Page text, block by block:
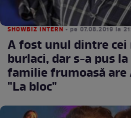
SHOWBIZ INTERN • pe 07.08.2019 la
A fost unul dintre
burlaci, dar s-a pus
familie frumoasă are
"La bloc"